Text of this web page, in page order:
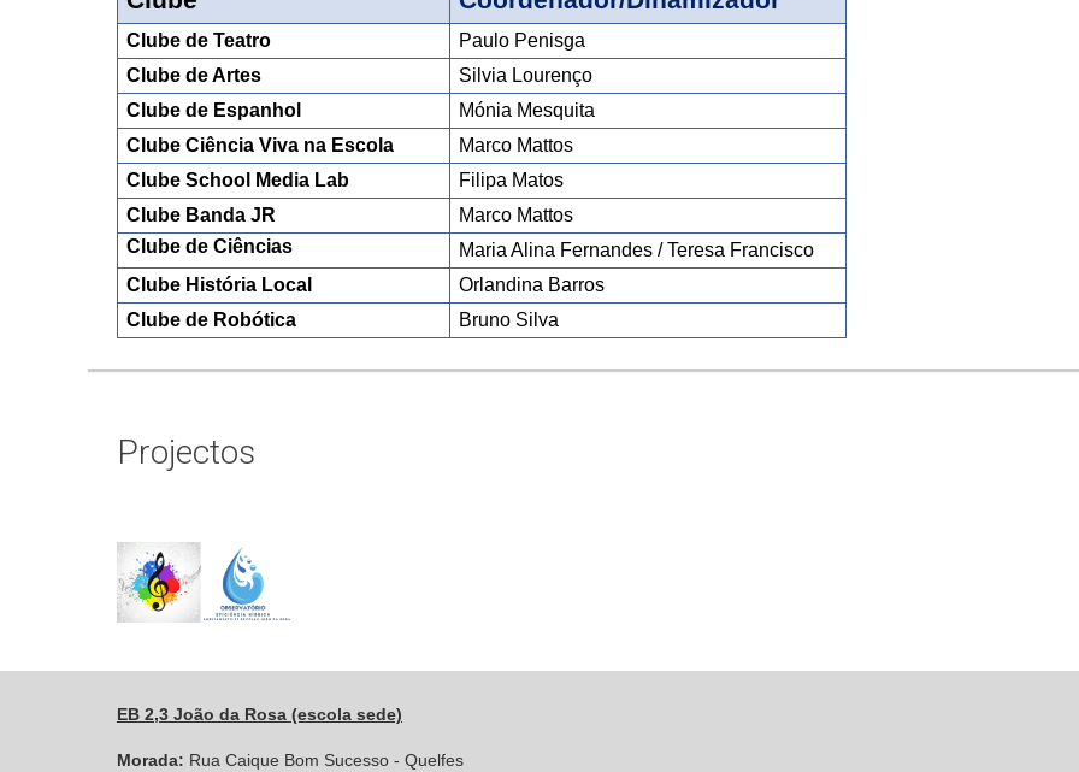
Clube de Teatro
Paulo Penisga
Clube de Artes
Silvia Lourenço
Clube de Espanhol
Mónia Mesquita
Clube Ciência Viva na Escola
Marco Mattos
Clube School Media Lab
Filipa Matos
Clube Banda JR
Marco Mattos
Clube de Ciências
Maria Alina Fernandes / Teresa Francisco
Clube História Local
Orlandina Barros
Clube de Robótica
Bruno Silva
Projectos
EB 2,3 João da Rosa (escola sede)
Morada: Rua Caique Bom Sucesso - Quelfes